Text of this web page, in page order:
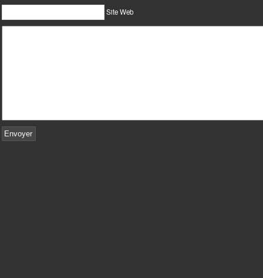
Site Web